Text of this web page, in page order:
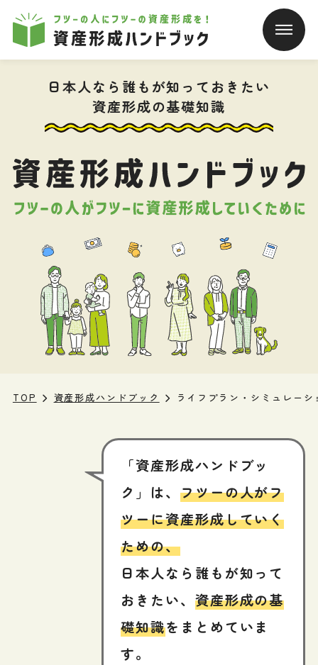
本文へ移動
日本人なら誰もが知っておきたい
資産形成の基礎知識
TOP 資産形成ハンドブック ライフプラン・シミュレーシ
「資産形成ハンドブッ
ク」は、 フツーの人がフ
ツーに資産形成していく
ための、
日本人なら誰もが知って
おきたい、 資産形成の基
礎知識をまとめていま
す。